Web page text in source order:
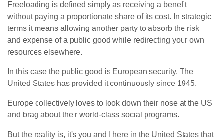
Freeloading is defined simply as receiving a benefit
without paying a proportionate share of its cost. In strategic
terms it means allowing another party to absorb the risk
and expense of a public good while redirecting your own
resources elsewhere.
In this case the public good is European security. The
United States has provided it continuously since 1945.
Europe collectively loves to look down their nose at the US
and brag about their world-class social programs.
But the reality is, it's you and I here in the United States that